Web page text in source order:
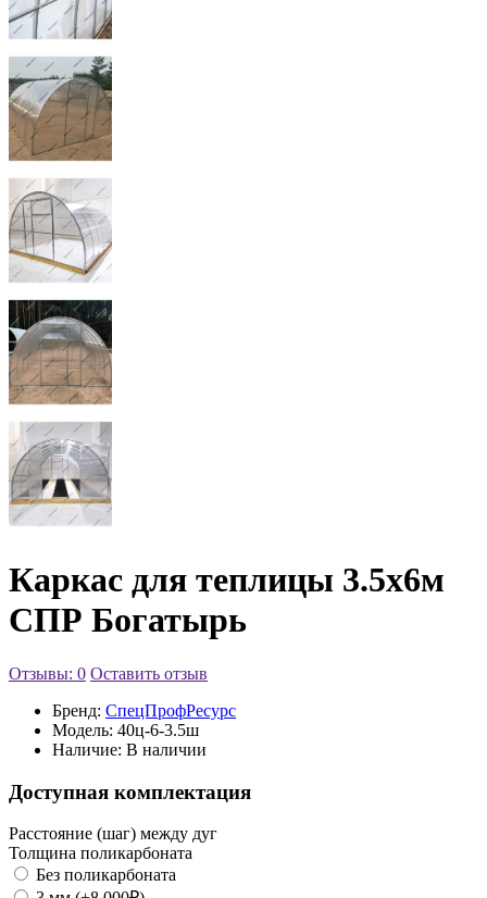
Каркас для теплицы 3.5х6м
СПР Богатырь
Отзывы: 0 Оставить отзыв
Бренд: СпецПрофРесурс
Модель: 40ц-6-3.5ш
Наличие: В наличии
Доступная комплектация
Расстояние (шаг) между дуг
Толщина поликарбоната
Без поликарбоната